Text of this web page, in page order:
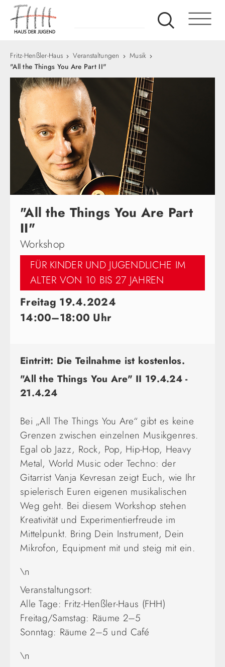
Fritz-Henßler-Haus Veranstaltungen
Musik
"All the Things You Are Part II"
"All the Things You Are Part
II"
Workshop
FÜR KINDER UND JUGENDLICHE IM
ALTER VON 10 BIS 27 JAHREN
Freitag 19.4.2024
14:00–18:00 Uhr
Eintritt: Die Teilnahme ist kostenlos.
"All the Things You Are" II 19.4.24 -
21.4.24
Bei „All The Things You Are“ gibt es keine
Grenzen zwischen einzelnen Musikgenres.
Egal ob Jazz, Rock, Pop, Hip-Hop, Heavy
Metal, World Music oder Techno: der
Gitarrist Vanja Kevresan zeigt Euch, wie Ihr
spielerisch Euren eigenen musikalischen
Weg geht. Bei diesem Workshop stehen
Kreativität und Experimentierfreude im
Mittelpunkt. Bring Dein Instrument, Dein
Mikrofon, Equipment mit und steig mit ein.
\n
Veranstaltungsort:
Alle Tage: Fritz-Henßler-Haus (FHH)
Freitag/Samstag: Räume 2–5
Sonntag: Räume 2–5 und Café
\n